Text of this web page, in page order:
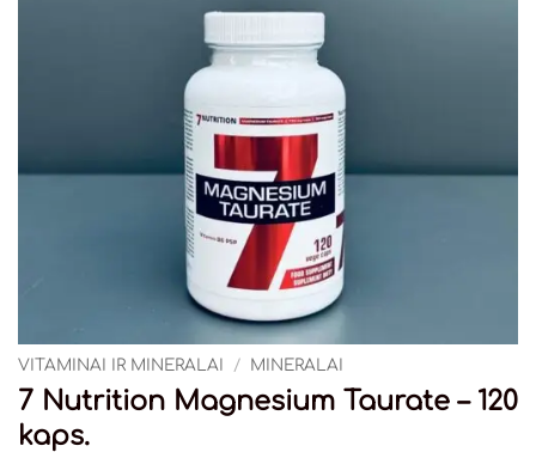
VITAMINAI IR MINERALAI / MINERALAI
7 Nutrition Magnesium Taurate – 120
kaps.